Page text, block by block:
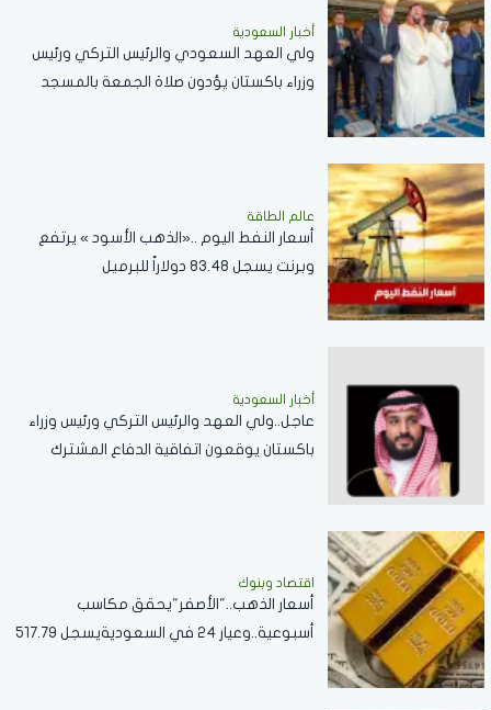
أخبار السعودية
ولي العهد السعودي والرئيس التركي ورئيس
وزراء باكستان يؤدون صلاة الجمعة بالمسجد
عالم الطاقة
أسعار النفط اليوم ..«الذهب الأسود » يرتفع
وبرنت يسجل 83.48 دولاراً للبرميل
أخبار السعودية
عاجل..ولي العهد والرئيس التركي ورئيس وزراء
باكستان يوقعون اتفاقية الدفاع المشترك
اقتصاد وبنوك
أسعار الذهب.."الأصفر"يحقق مكاسب
أسبوعية..وعيار 24 في السعوديةيسجل 517.79